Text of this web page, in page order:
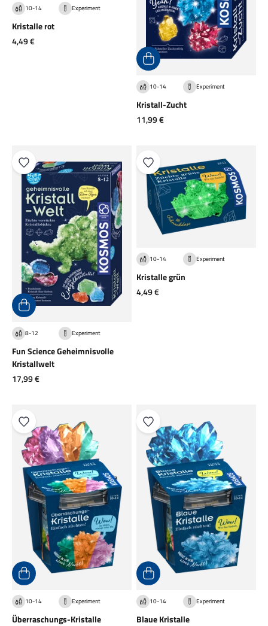
10-14 Experiment
Kristalle rot
Angebot
4,49 €
10-14 Experiment
Kristall-Zucht
Angebot
11,99 €
8-12 Experiment
Fun Science Geheimnisvolle
Kristallwelt
Angebot
17,99 €
10-14 Experiment
Kristalle grün
Angebot
4,49 €
10-14 Experiment
Überraschungs-Kristalle
10-14 Experiment
Blaue Kristalle